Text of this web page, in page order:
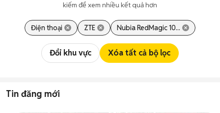
kiếm để xem nhiều kết quả hơn
Điện thoại ZTE Nubia RedMagic 10...
Đổi khu vực Xóa tất cả bộ lọc
Tin đăng mới